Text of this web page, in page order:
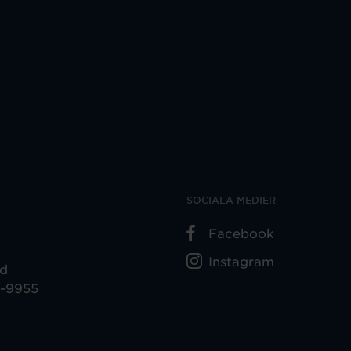
9955
SOCIALA MEDIER
Facebook
Instagram